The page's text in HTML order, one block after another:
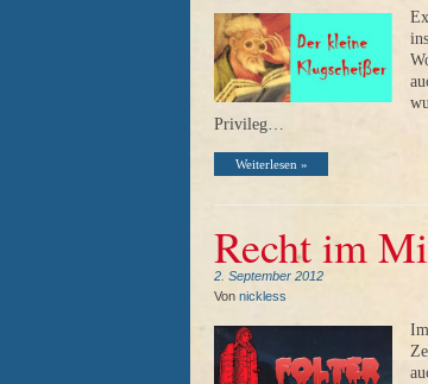
Privileg…
Weiterlesen »
Recht im
2. September 2012
Von nickless